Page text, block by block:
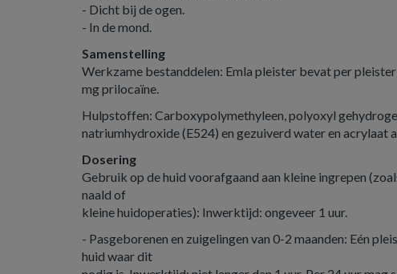
- Dicht bij de ogen.
- In de mond.
Samenstelling
Werkzame bestanddelen: Emla pleister bevat per
mg prilocaïne.
Hulpstoffen: Carboxypolymethyleen, polyoxyl
natriumhydroxide (E524) en gezuiverd water en acrylaat
Dosering
Gebruik op de huid voorafgaand aan kleine ingrepen
naald of
kleine huidoperaties): Inwerktijd: ongeveer 1 uur.
- Pasgeborenen en zuigelingen van 0-2 maanden: Eén
huid waar dit